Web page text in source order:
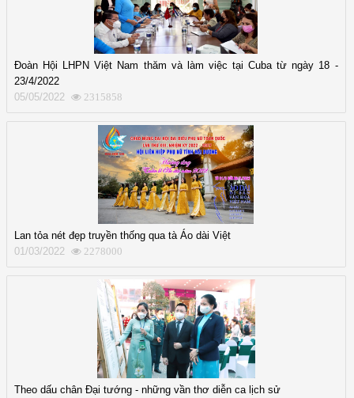
Đoàn Hội LHPN Việt Nam thăm và làm việc tại Cuba từ ngày 18 -
23/4/2022
05/05/2022
2315858
Lan tỏa nét đẹp truyền thống qua tà Áo dài Việt
01/03/2022
2278000
Theo dấu chân Đại tướng - những vần thơ diễn ca lịch sử